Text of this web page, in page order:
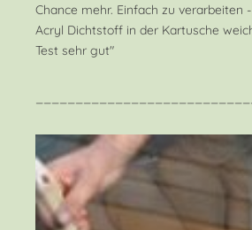
Chance mehr. Einfach zu verarbeiten -
Acryl Dichtstoff in der Kartusche
Test sehr gut"